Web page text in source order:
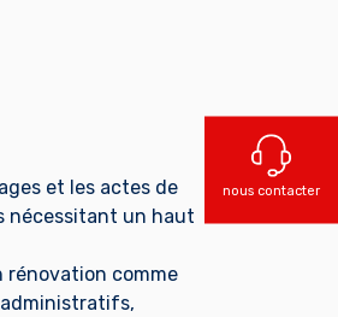
nous contacter
et les actes de
nécessitant un haut
rénovation comme